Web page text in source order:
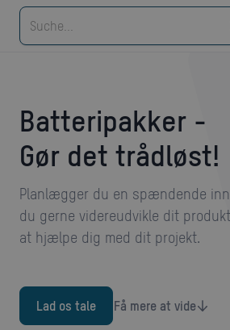
Batteripakker -
Gør det trådløst!
Planlægger du en spændende innovation, eller vil
du gerne videreudvikle dit
at hjælpe dig med dit projekt.
Lad os tale Få mere at vide